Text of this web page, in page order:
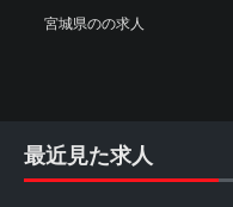
宮城県のの求人
最近見た求人